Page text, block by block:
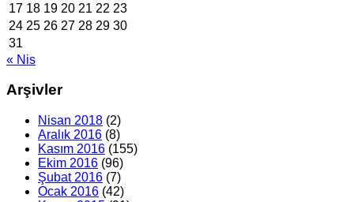
17 18 19 20 21 22 23
24 25 26 27 28 29 30
31
« Nis
Arşivler
Nisan 2018 (2)
Aralık 2016 (8)
Kasım 2016 (155)
Ekim 2016 (96)
Şubat 2016 (7)
Ocak 2016 (42)